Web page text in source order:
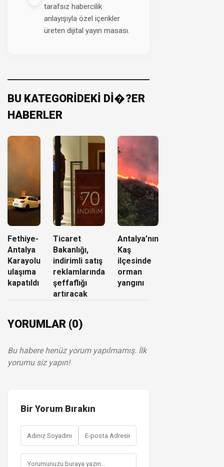
tarafsız habercilik
anlayışıyla özel içerikler
üreten dijital yayın masası.
BU KATEGORİDEKİ Dİ�?ER
HABERLER
Fethiye-
Antalya
Karayolu
ulaşıma
kapatıldı
Ticaret
Bakanlığı,
indirimli satış
reklamlarında
şeffaflığı
artıracak
Antalya’nın
Kaş
ilçesinde
orman
yangını
YORUMLAR (0)
Bu habere henüz yorum yapılmamış. İlk
yorumu siz yapın!
Bir Yorum Bırakın